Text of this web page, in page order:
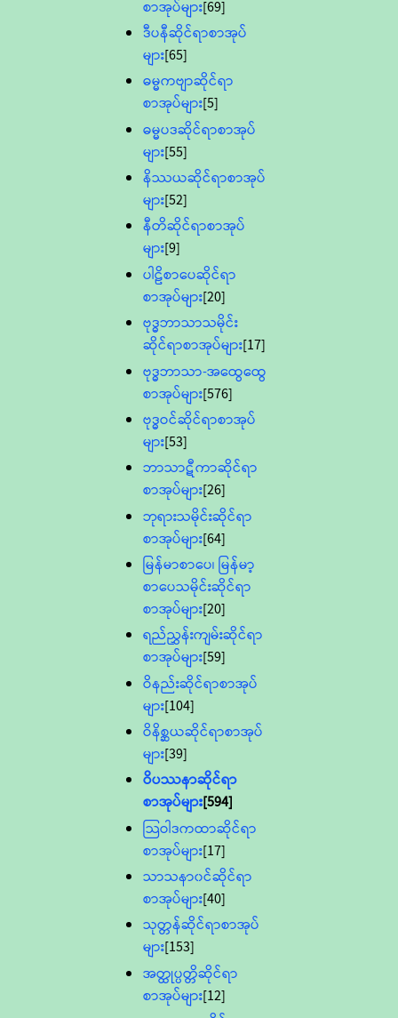
စာအုပ်များ[69]
ဒီပနီဆိုင်ရာစာအုပ်
များ[65]
ဓမ္မကဗျာဆိုင်ရာ
စာအုပ်များ[5]
ဓမ္မပဒဆိုင်ရာစာအုပ်
များ[55]
နိဿယဆိုင်ရာစာအုပ်
များ[52]
နီတိဆိုင်ရာစာအုပ်
များ[9]
ပါဠိစာပေဆိုင်ရာ
စာအုပ်များ[20]
ဗုဒ္ဓဘာသာသမိုင်း
ဆိုင်ရာစာအုပ်များ[17]
ဗုဒ္ဓဘာသာ-အထွေထွေ
စာအုပ်များ[576]
ဗုဒ္ဓဝင်ဆိုင်ရာစာအုပ်
များ[53]
ဘာသာဋီကာဆိုင်ရာ
စာအုပ်များ[26]
ဘုရားသမိုင်းဆိုင်ရာ
စာအုပ်များ[64]
မြန်မာစာပေ၊ မြန်မာ့
စာပေသမိုင်းဆိုင်ရာ
စာအုပ်များ[20]
ရည်ညွှန်းကျမ်းဆိုင်ရာ
စာအုပ်များ[59]
ဝိနည်းဆိုင်ရာစာအုပ်
များ[104]
ဝိနိစ္ဆယဆိုင်ရာစာအုပ်
များ[39]
ဝိပဿနာဆိုင်ရာ
စာအုပ်များ[594]
သြဝါဒကထာဆိုင်ရာ
စာအုပ်များ[17]
သာသနာ၀င်ဆိုင်ရာ
စာအုပ်များ[40]
သုတ္တန်ဆိုင်ရာစာအုပ်
များ[153]
အတ္ထုပ္ပတ္တိဆိုင်ရာ
စာအုပ်များ[12]